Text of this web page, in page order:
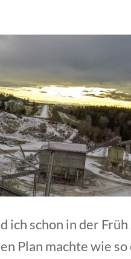
ich schon in der
Plan machte wie